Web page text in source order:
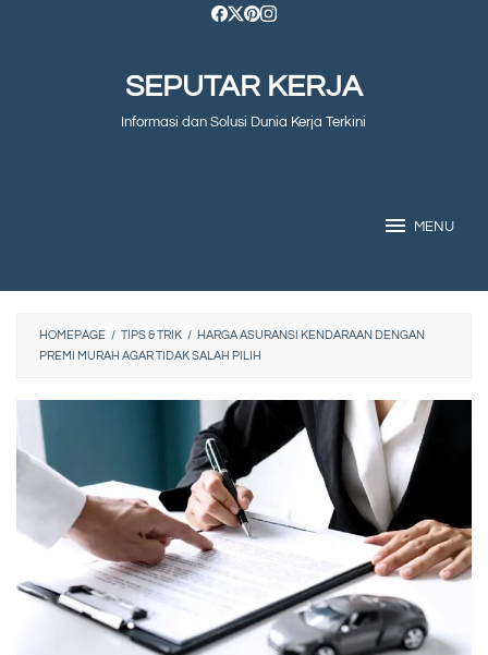
SEPUTAR KERJA
Informasi dan Solusi Dunia Kerja Terkini
MENU
HOMEPAGE / TIPS & TRIK / HARGA ASURANSI KENDARAAN DENGAN
PREMI MURAH AGAR TIDAK SALAH PILIH